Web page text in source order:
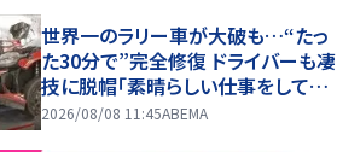
世界一のラリー車が大破も…“たっ
た30分で”完全修復 ドライバーも凄
技に脱帽「素晴らしい仕事をしてく
れた」
2026/08/08 11:45ABEMA